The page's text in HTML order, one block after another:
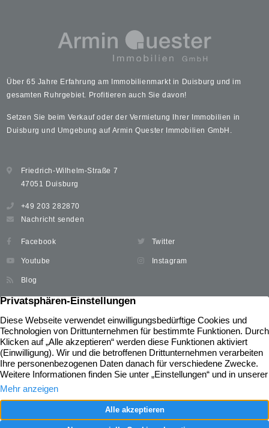
Über 65 Jahre Erfahrung am Immobilienmarkt in Duisburg und im
gesamten Ruhrgebiet. Profitieren auch Sie davon!
Setzen Sie beim Verkauf oder der Vermietung Ihrer Immobilien in
Duisburg und Umgebung auf Armin Quester Immobilien GmbH.
Friedrich-Wilhelm-Straße 7
47051 Duisburg
+49 203 282870
Nachricht senden
Facebook Twitter
Youtube Instagram
Blog
Immobilien Widerrufsbelehrung
Unser Service News
Immobilie verkaufen Kontakt
Immobilie kaufen
Immobilie bewerten Datenschutz